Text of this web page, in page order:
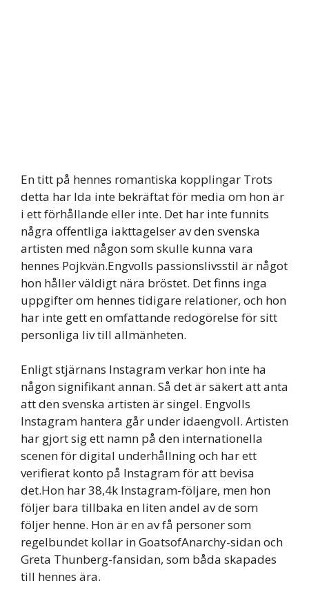
En titt på hennes romantiska kopplingar Trots
detta har Ida inte bekräftat för media om hon är
i ett förhållande eller inte. Det har inte funnits
några offentliga iakttagelser av den svenska
artisten med någon som skulle kunna vara
hennes Pojkvän.Engvolls passionslivsstil är något
hon håller väldigt nära bröstet. Det finns inga
uppgifter om hennes tidigare relationer, och hon
har inte gett en omfattande redogörelse för sitt
personliga liv till allmänheten.
Enligt stjärnans Instagram verkar hon inte ha
någon signifikant annan. Så det är säkert att anta
att den svenska artisten är singel. Engvolls
Instagram hantera går under idaengvoll. Artisten
har gjort sig ett namn på den internationella
scenen för digital underhållning och har ett
verifierat konto på Instagram för att bevisa
det.Hon har 38,4k Instagram-följare, men hon
följer bara tillbaka en liten andel av de som
följer henne. Hon är en av få personer som
regelbundet kollar in GoatsofAnarchy-sidan och
Greta Thunberg-fansidan, som båda skapades
till hennes ära.